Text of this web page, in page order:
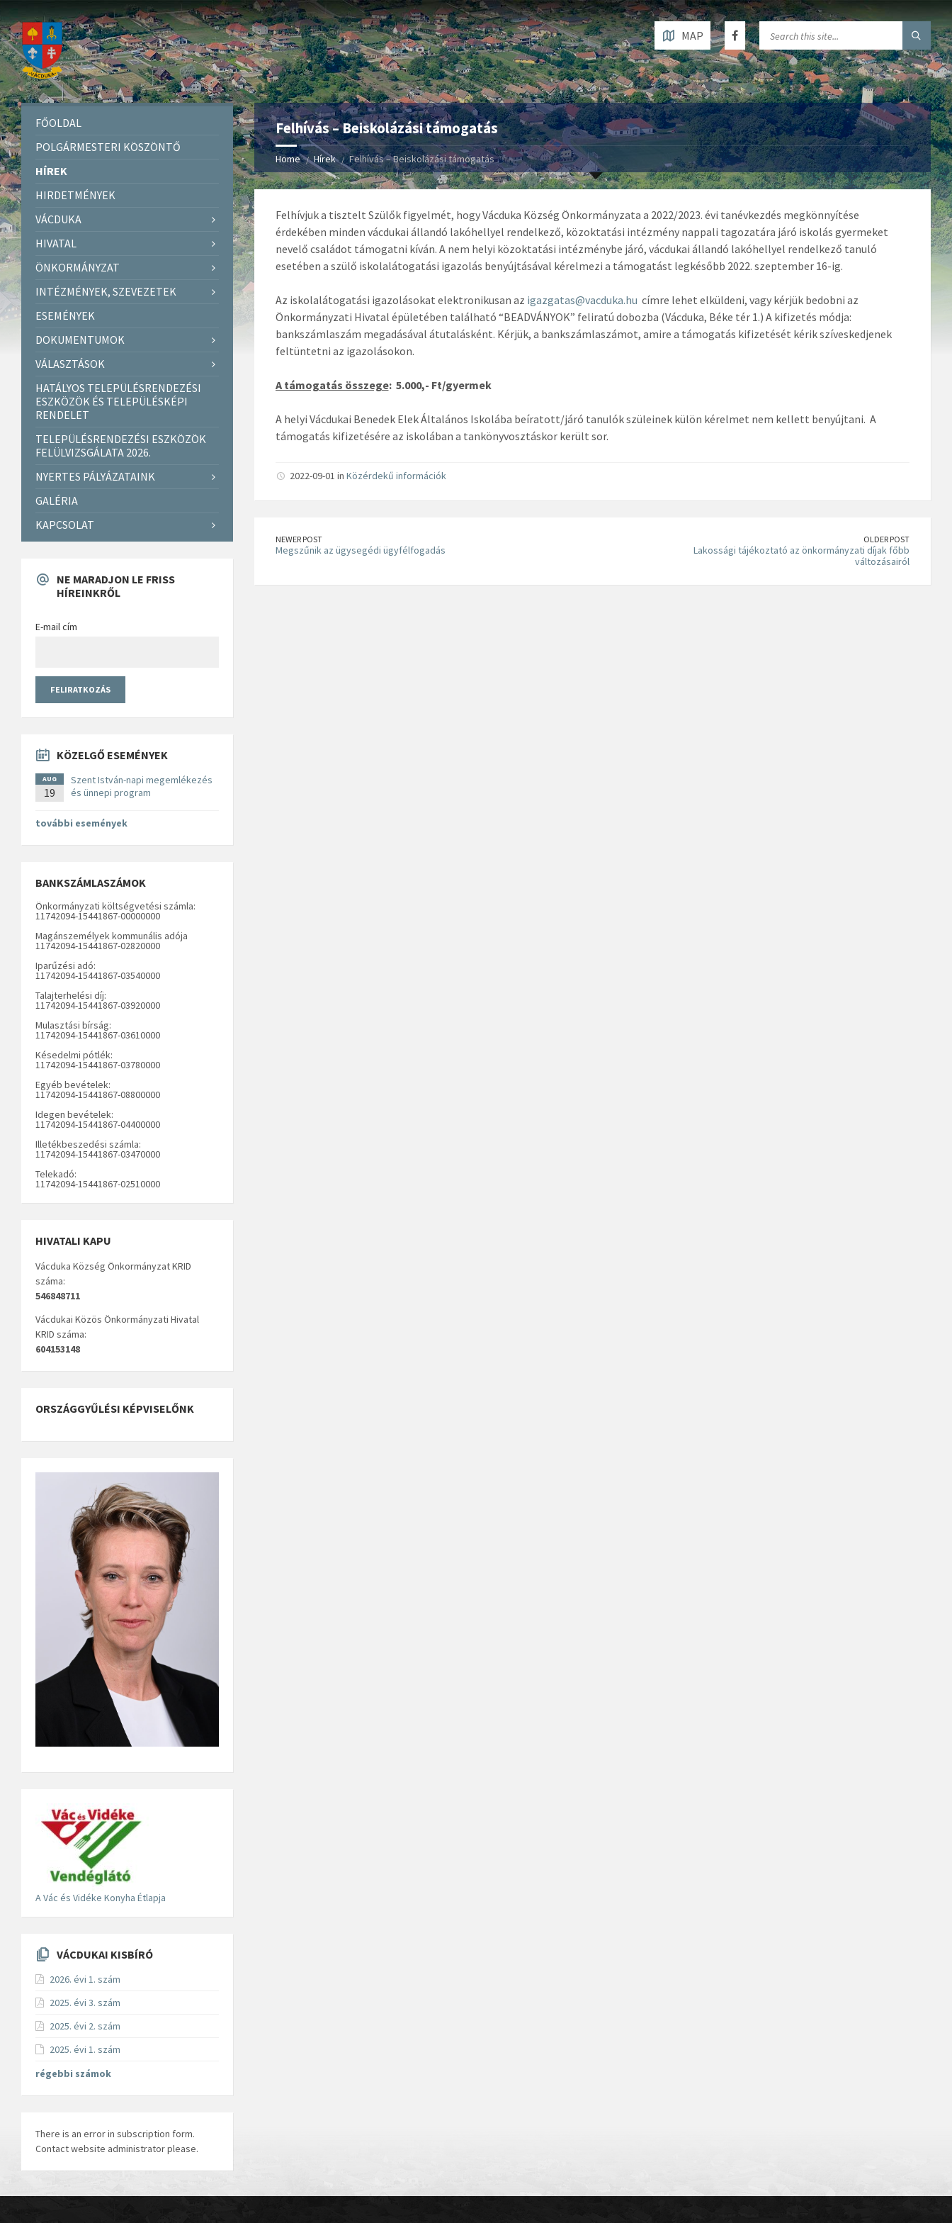
MAP
Felhívás – Beiskolázási támogatás
Home Hírek Felhívás – Beiskolázási támogatás
Felhívjuk a tisztelt Szülők figyelmét, hogy Vácduka Község Önkormányzata a 2022/2023. évi tanévkezdés megkönnyítése
érdekében minden vácdukai állandó lakóhellyel rendelkező, közoktatási intézmény nappali tagozatára járó iskolás gyermeket
nevelő családot támogatni kíván. A nem helyi közoktatási intézménybe járó, vácdukai állandó lakóhellyel rendelkező tanuló
esetében a szülő iskolalátogatási igazolás benyújtásával kérelmezi a támogatást legkésőbb 2022. szeptember 16-ig.
Az iskolalátogatási igazolásokat elektronikusan az igazgatas@vacduka.hu címre lehet elküldeni, vagy kérjük bedobni az
Önkormányzati Hivatal épületében található “BEADVÁNYOK” feliratú dobozba (Vácduka, Béke tér 1.) A kifizetés módja:
bankszámlaszám megadásával átutalásként. Kérjük, a bankszámlaszámot, amire a támogatás kifizetését kérik szíveskedjenek
feltüntetni az igazolásokon.
A támogatás összege: 5.000,- Ft/gyermek
A helyi Vácdukai Benedek Elek Általános Iskolába beíratott/járó tanulók szüleinek külön kérelmet nem kellett benyújtani. A
támogatás kifizetésére az iskolában a tankönyvosztáskor került sor.
2022-09-01 in Közérdekű információk
NEWER POST
Megszűnik az ügysegédi ügyfélfogadás
OLDER POST
Lakossági tájékoztató az önkormányzati díjak főbb
változásairól
FŐOLDAL
POLGÁRMESTERI KÖSZÖNTŐ
HÍREK
HIRDETMÉNYEK
VÁCDUKA
HIVATAL
ÖNKORMÁNYZAT
INTÉZMÉNYEK, SZEVEZETEK
ESEMÉNYEK
DOKUMENTUMOK
VÁLASZTÁSOK
HATÁLYOS TELEPÜLÉSRENDEZÉSI
ESZKÖZÖK ÉS TELEPÜLÉSKÉPI
RENDELET
TELEPÜLÉSRENDEZÉSI ESZKÖZÖK
FELÜLVIZSGÁLATA 2026.
NYERTES PÁLYÁZATAINK
GALÉRIA
KAPCSOLAT
NE MARADJON LE FRISS
HÍREINKRŐL
E-mail cím
KÖZELGŐ ESEMÉNYEK
AUG
19
Szent István-napi megemlékezés
és ünnepi program
további események
BANKSZÁMLASZÁMOK
Önkormányzati költségvetési számla:
11742094-15441867-00000000
Magánszemélyek kommunális adója
11742094-15441867-02820000
Iparűzési adó:
11742094-15441867-03540000
Talajterhelési díj:
11742094-15441867-03920000
Mulasztási bírság:
11742094-15441867-03610000
Késedelmi pótlék:
11742094-15441867-03780000
Egyéb bevételek:
11742094-15441867-08800000
Idegen bevételek:
11742094-15441867-04400000
Illetékbeszedési számla:
11742094-15441867-03470000
Telekadó:
11742094-15441867-02510000
HIVATALI KAPU
Vácduka Község Önkormányzat KRID
száma:
546848711
Vácdukai Közös Önkormányzati Hivatal
KRID száma:
604153148
ORSZÁGGYŰLÉSI KÉPVISELŐNK
A Vác és Vidéke Konyha Étlapja
VÁCDUKAI KISBÍRÓ
2026. évi 1. szám
2025. évi 3. szám
2025. évi 2. szám
2025. évi 1. szám
régebbi számok
There is an error in subscription form.
Contact website administrator please.